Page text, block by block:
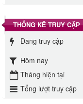
THỐNG KÊ TRUY CẬP
Đang truy cập
Hôm nay
Tháng hiện tại
Tổng lượt truy cập